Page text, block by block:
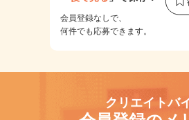
会員登録なしで、
何件でも応募できます。
クリエイトバ